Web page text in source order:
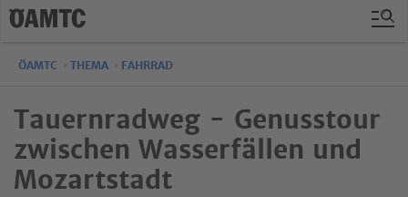
ÖAMTC THEMA FAHRRAD
Tauernradweg - Genusstour
zwischen Wasserfällen und
Mozartstadt